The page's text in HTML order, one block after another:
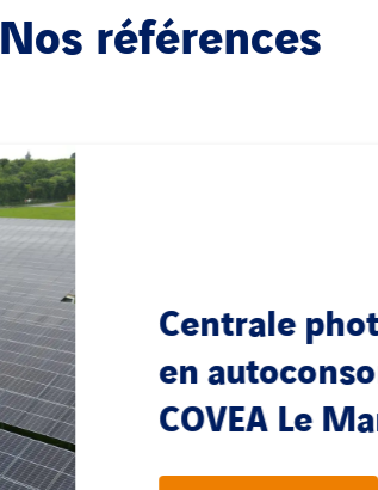
Nos références
au sol –
Braults